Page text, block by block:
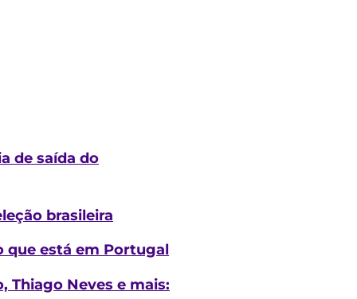
de saída do
brasileira
que está em Portugal
Thiago Neves e mais: